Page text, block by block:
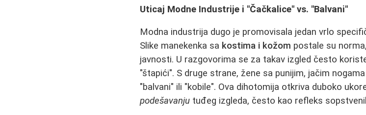
Uticaj Modne Industrije i "Čačkalice" vs. "Balvani"
Modna industrija dugo je promovisala jedan vrlo
Slike manekenka sa kostima i kožom postale su
javnosti. U razgovorima se za takav izgled često
"štapići". S druge strane, žene sa punijim, jačim
"balvani" ili "kobile". Ova dihotomija otkriva duboko
podešavanju tuđeg izgleda, često kao refleks